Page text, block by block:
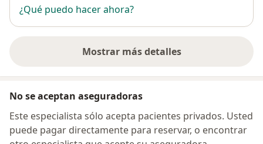
¿Qué puedo hacer ahora?
Mostrar más detalles
sobre la dirección
No se aceptan aseguradoras
Este especialista sólo acepta pacientes privados. Usted
puede pagar directamente para reservar, o encontrar